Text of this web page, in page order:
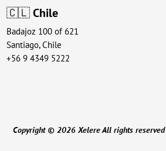
🇨🇱 Chile
Badajoz 100 of 621
Santiago, Chile
+56 9 4349 5222
Copyright © 2026 Xelere All rights reserved